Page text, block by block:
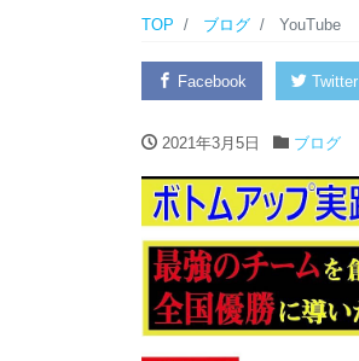
TOP ブログ YouTube
Facebook Twitter
2021年3月5日 ブログ